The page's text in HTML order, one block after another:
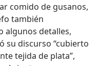
comido de gusanos,
también
algunos detalles,
su discurso “cubierto
tejida de plata”,